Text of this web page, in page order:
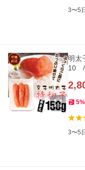
3〜5
明太
10 /
5%
3〜5